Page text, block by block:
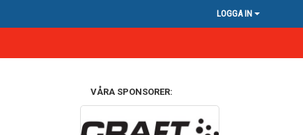
LOGGA IN
VÅRA SPONSORER: